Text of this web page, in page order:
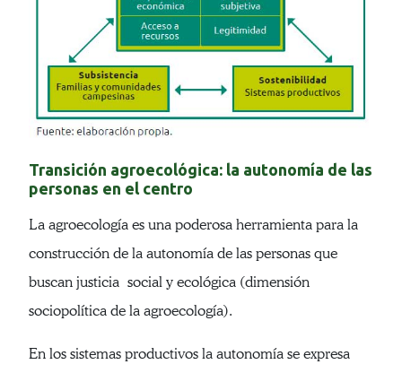
Transición agroecológica: la autonomía de las
personas en el centro
La agroecología es una poderosa herramienta para la
construcción de la autonomía de las personas que
buscan justicia social y ecológica (dimensión
sociopolítica de la agroecología).
En los sistemas productivos la autonomía se expresa